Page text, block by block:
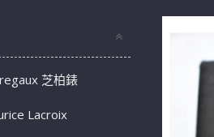
芝柏錶
Lacroix